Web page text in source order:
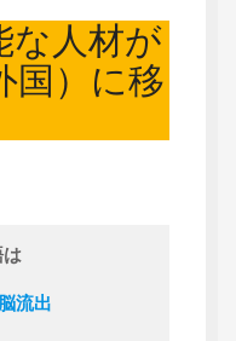
人材が
国）に移
流出